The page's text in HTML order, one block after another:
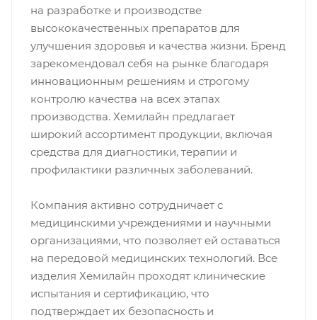
на разработке и производстве
высококачественных препаратов для
улучшения здоровья и качества жизни. Бренд
зарекомендовал себя на рынке благодаря
инновационным решениям и строгому
контролю качества на всех этапах
производства. Хемилайн предлагает
широкий ассортимент продукции, включая
средства для диагностики, терапии и
профилактики различных заболеваний.
Компания активно сотрудничает с
медицинскими учреждениями и научными
организациями, что позволяет ей оставаться
на передовой медицинских технологий. Все
изделия Хемилайн проходят клинические
испытания и сертификацию, что
подтверждает их безопасность и